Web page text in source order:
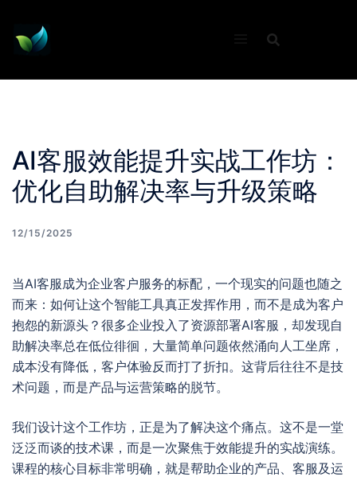
content
AI客服效能提升实战工作坊：
优化自助解决率与升级策略
12/15/2025
当AI客服成为企业客户服务的标配，一个现实的问题也随之
而来：如何让这个智能工具真正发挥作用，而不是成为客户
抱怨的新源头？很多企业投入了资源部署AI客服，却发现自
助解决率总在低位徘徊，大量简单问题依然涌向人工坐席，
成本没有降低，客户体验反而打了折扣。这背后往往不是技
术问题，而是产品与运营策略的脱节。
我们设计这个工作坊，正是为了解决这个痛点。这不是一堂
泛泛而谈的技术课，而是一次聚焦于效能提升的实战演练。
课程的核心目标非常明确，就是帮助企业的产品、客服及运